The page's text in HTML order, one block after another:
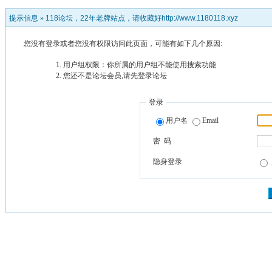
提示信息 » 118论坛，22年老牌站点，请收藏好http://www.1180118.xyz
您没有登录或者您没有权限访问此页面，可能有如下几个原因:
用户组权限：你所属的用户组不能使用搜索功能
您还不是论坛会员,请先登录论坛
登录
用户名 Email
密 码
隐身登录